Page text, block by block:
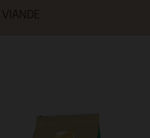
VIANDE